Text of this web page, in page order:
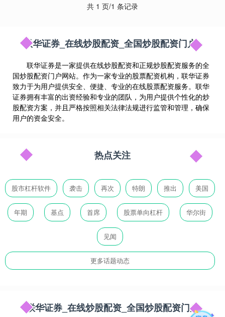
共 1 页/1 条记录
联华证券_在线炒股配资_全国炒股配资门户
联华证券是一家提供在线炒股配资和正规炒股配资服务的全
国炒股配资门户网站。作为一家专业的股票配资机构，联华证券
致力于为用户提供安全、便捷、专业的在线股票配资服务。联华
证券拥有丰富的出资经验和专业的团队，为用户提供个性化的炒
股配资方案，并且严格按照相关法律法规进行监管和管理，确保
用户的资金安全。
热点关注
股市杠杆软件 袭击 再次 特朗 推出 美国
年期 基点 首席 股票单向杠杆 华尔街
见闻
更多话题动态
联华证券_在线炒股配资_全国炒股配资门户